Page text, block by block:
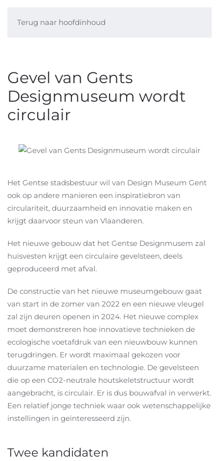
Terug naar hoofdinhoud
Gevel van Gents
Designmuseum wordt
circulair
Het Gentse stadsbestuur wil van Design Museum Gent
ook op andere manieren een inspiratiebron van
circulariteit, duurzaamheid en innovatie maken en
krijgt daarvoor steun van Vlaanderen.
Het nieuwe gebouw dat het Gentse Designmusem zal
huisvesten krijgt een circulaire gevelsteen, deels
geproduceerd met afval.
De constructie van het nieuwe museumgebouw gaat
van start in de zomer van 2022 en een nieuwe vleugel
zal zijn deuren openen in 2024. Het nieuwe complex
moet demonstreren hoe innovatieve technieken de
ecologische voetafdruk van een nieuwbouw kunnen
terugdringen. Er wordt maximaal gekozen voor
duurzame materialen en technologie. De gevelsteen
die op een CO2-neutrale houtskeletstructuur wordt
aangebracht, is circulair. Er is dus bouwafval in verwerkt.
Een relatief jonge techniek waar ook wetenschappelijke
instellingen in geïnteresseerd zijn.
Twee kandidaten